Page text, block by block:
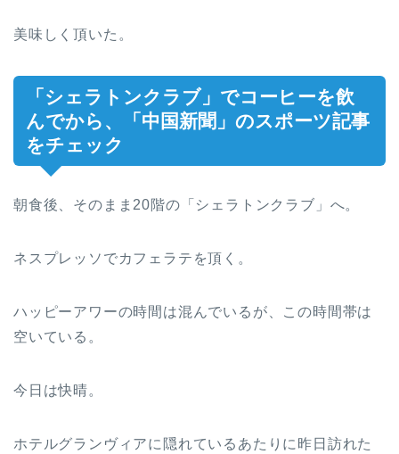
美味しく頂いた。
「シェラトンクラブ」でコーヒーを飲
んでから、「中国新聞」のスポーツ記事
をチェック
朝食後、そのまま20階の「シェラトンクラブ」へ。
ネスプレッソでカフェラテを頂く。
ハッピーアワーの時間は混んでいるが、この時間帯は
空いている。
今日は快晴。
ホテルグランヴィアに隠れているあたりに昨日訪れた